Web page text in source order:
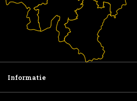
Informatie